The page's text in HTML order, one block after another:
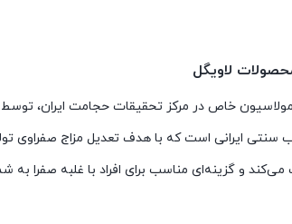
خاص در مرکز تحقیقات حجامت ایران،
سنتی ایرانی است که با هدف تعدیل مزاج صفراوی
و گزینه‌ای مناسب برای افراد با غلبه صفرا به